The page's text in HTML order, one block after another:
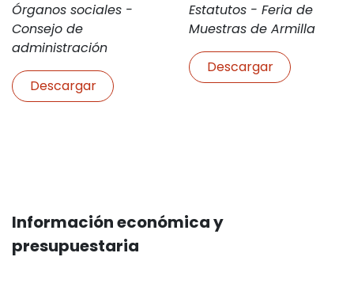
Órganos sociales -
Consejo de
administración
Descargar
Estatutos - Feria de
Muestras de Armilla
Descargar
Información económica y
presupuestaria